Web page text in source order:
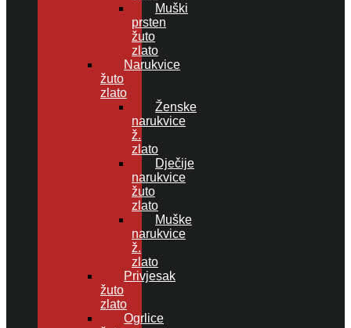
Muški
prsten
žuto
zlato
Narukvice
žuto
zlato
Ženske
narukvice
ž.
zlato
Dječije
narukvice
žuto
zlato
Muške
narukvice
ž.
zlato
Privjesak
žuto
zlato
Ogrlice